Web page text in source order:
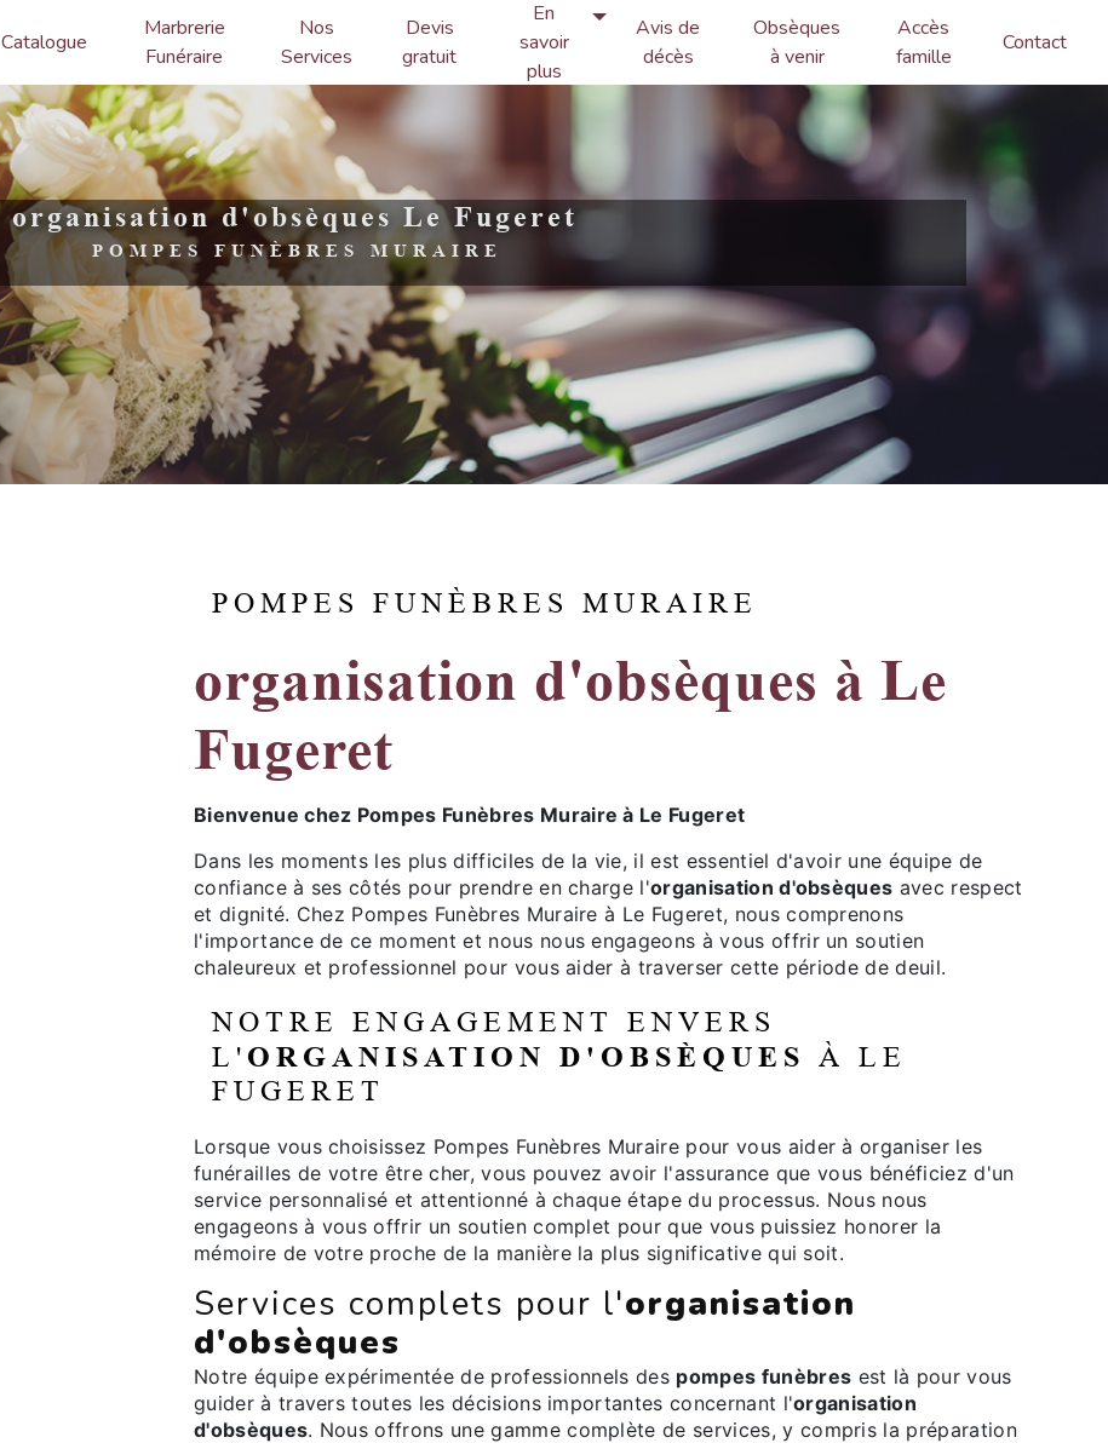
Catalogue
Marbrerie
Funéraire
Nos
Services
Devis
gratuit
En
savoir
plus
Avis de
décès
Obsèques
à venir
Accès
famille
Contact
organisation d'obsèques Le Fugeret
POMPES FUNÈBRES MURAIRE
POMPES FUNÈBRES MURAIRE
organisation d'obsèques à Le
Fugeret
Bienvenue chez Pompes Funèbres Muraire à Le Fugeret
Dans les moments les plus difficiles de la vie, il est essentiel d'avoir une équipe de
confiance à ses côtés pour prendre en charge l'organisation d'obsèques avec respect
et dignité. Chez Pompes Funèbres Muraire à Le Fugeret, nous comprenons
l'importance de ce moment et nous nous engageons à vous offrir un soutien
chaleureux et professionnel pour vous aider à traverser cette période de deuil.
NOTRE ENGAGEMENT ENVERS
L' ORGANISATION D'OBSÈQUES
À LE
FUGERET
Lorsque vous choisissez Pompes Funèbres Muraire pour vous aider à organiser les
funérailles de votre être cher, vous pouvez avoir l'assurance que vous bénéficiez d'un
service personnalisé et attentionné à chaque étape du processus. Nous nous
engageons à vous offrir un soutien complet pour que vous puissiez honorer la
mémoire de votre proche de la manière la plus significative qui soit.
Services complets pour l'organisation
d'obsèques
Notre équipe expérimentée de professionnels des pompes funèbres est là pour vous
guider à travers toutes les décisions importantes concernant l'organisation
d'obsèques. Nous offrons une gamme complète de services, y compris la préparation